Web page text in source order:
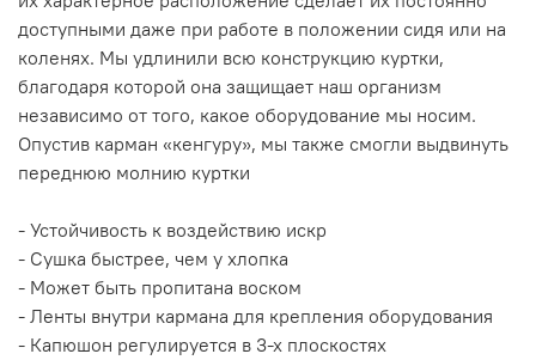
доступными даже при работе в положении сидя или на
коленях. Мы удлинили всю конструкцию куртки,
благодаря которой она защищает наш организм
независимо от того, какое оборудование мы носим.
Опустив карман «кенгуру», мы также смогли выдвинуть
переднюю молнию куртки
- Устойчивость к воздействию искр
- Сушка быстрее, чем у хлопка
- Может быть пропитана воском
- Ленты внутри кармана для крепления оборудования
- Капюшон регулируется в 3-х плоскостях